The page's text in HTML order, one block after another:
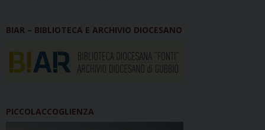
BIAR – BIBLIOTECA E ARCHIVIO DIOCESANO
PICCOLACCOGLIENZA